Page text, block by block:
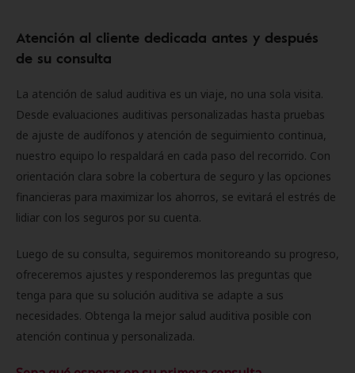
Atención al cliente dedicada antes y después
de su consulta
La atención de salud auditiva es un viaje, no una sola visita.
Desde evaluaciones auditivas personalizadas hasta pruebas
de ajuste de audífonos y atención de seguimiento continua,
nuestro equipo lo respaldará en cada paso del recorrido. Con
orientación clara sobre la cobertura de seguro y las opciones
financieras para maximizar los ahorros, se evitará el estrés de
lidiar con los seguros por su cuenta.
Luego de su consulta, seguiremos monitoreando su progreso,
ofreceremos ajustes y responderemos las preguntas que
tenga para que su solución auditiva se adapte a sus
necesidades. Obtenga la mejor salud auditiva posible con
atención continua y personalizada.